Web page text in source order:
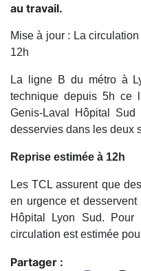
au travail.
Mise à jour : La
12h
La ligne B du métro à
technique depuis 5h ce
Genis-Laval Hôpital
desservies dans les deux
Reprise estimée à 12h
Les TCL assurent que
en urgence et
Hôpital Lyon Sud.
circulation est estimée
Partager :